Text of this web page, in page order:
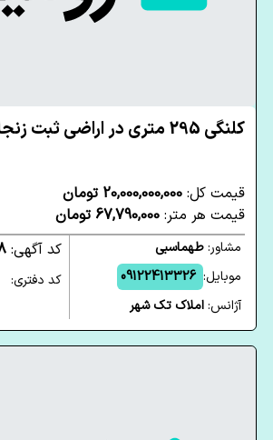
کلنگی 295 متری در اراضی ثبت زنجان
قیمت کل: 20,000,000,000 تومان
قیمت هر متر: 67,790,000 تومان
مشاور:طهماسبی
موبایل: 09122413326
آژانس:املاک تک شهر
کد آگهی:
کد دفتری: